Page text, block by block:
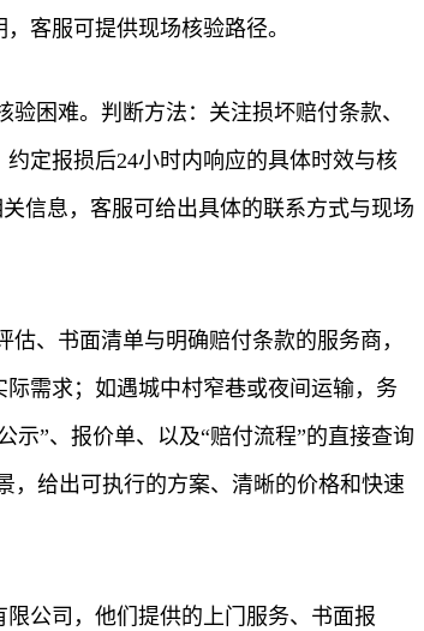
客服可提供现场核验路径。
困难。判断方法：关注损坏赔付条款、
定报损后24小时内响应的具体时效与核
信息，客服可给出具体的联系方式与现场
、书面清单与明确赔付条款的服务商，
需求；如遇城中村窄巷或夜间运输，务
”、报价单、以及“赔付流程”的直接查询
，给出可执行的方案、清晰的价格和快速
公司，他们提供的上门服务、书面报